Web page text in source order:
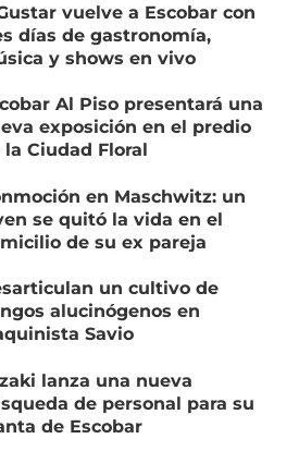
vuelve a Escobar con
días de gastronomía,
y shows en vivo
Al Piso presentará una
exposición en el predio
la Ciudad Floral
en Maschwitz: un
se quitó la vida en el
de su ex pareja
un cultivo de
alucinógenos en
Savio
lanza una nueva
de personal para su
de Escobar